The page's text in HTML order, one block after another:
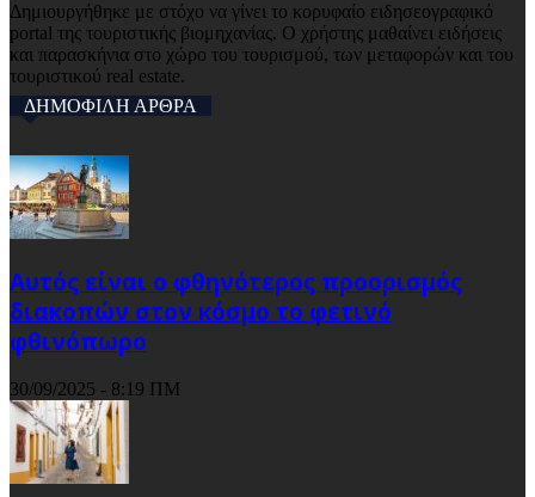
Δημιουργήθηκε με στόχο να γίνει το κορυφαίο ειδησεογραφικό
portal της τουριστικής βιομηχανίας. Ο χρήστης μαθαίνει ειδήσεις
και παρασκήνια στο χώρο του τουρισμού, των μεταφορών και του
τουριστικού real estate.
ΔΗΜΟΦΙΛΗ ΑΡΘΡΑ
Αυτός είναι ο φθηνότερος προορισμός
διακοπών στον κόσμο το φετινό
φθινόπωρο
30/09/2025 - 8:19 ΠΜ